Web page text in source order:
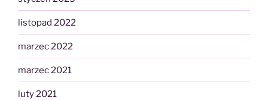
listopad 2022
marzec 2022
marzec 2021
luty 2021